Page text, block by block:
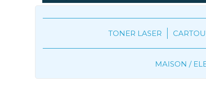
TONER LASER
MAISON /